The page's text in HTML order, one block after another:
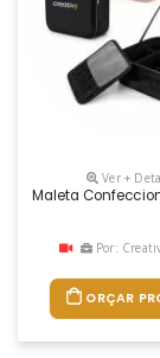
Ver +
Maleta
Por:
ORÇAR